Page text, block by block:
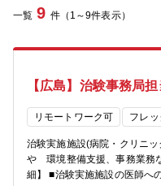
一覧 9 件（1～9件表示）
【広島】治験事務局
リモートワーク可 フレ
治験実施施設(病院・クリニ
や 環境整備支援、事務業務など
細】 ■治験実施施設の医師へ